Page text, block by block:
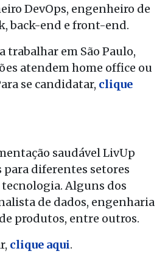
DevOps, engenheiro de
back-end e front-end.
trabalhar em São Paulo,
atendem home office ou
se candidatar, clique
saudável LivUp
para diferentes setores
Alguns dos
de dados, engenharia
produtos, entre outros.
clique aqui.